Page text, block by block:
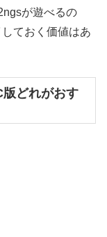
が遊べるの
ておく価値はあ
どれがおす